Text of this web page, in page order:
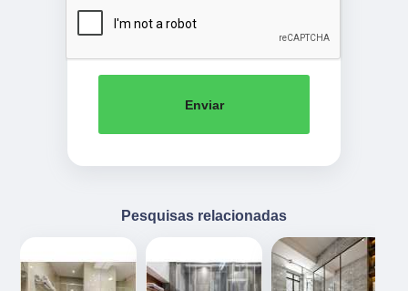
Enviar
Pesquisas relacionadas